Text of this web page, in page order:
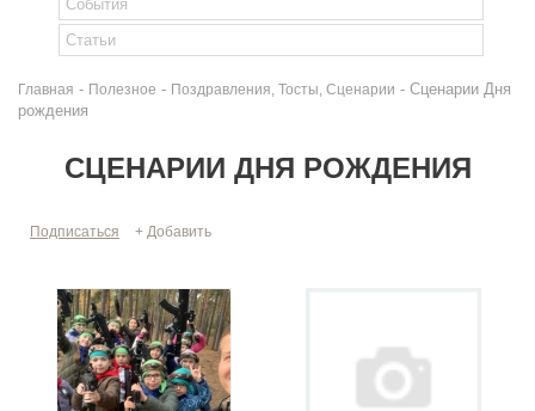
Главная - Полезное - Поздравления, Тосты, Сценарии - Сценарии Дня
рождения
СЦЕНАРИИ ДНЯ РОЖДЕНИЯ
Подписаться + Добавить